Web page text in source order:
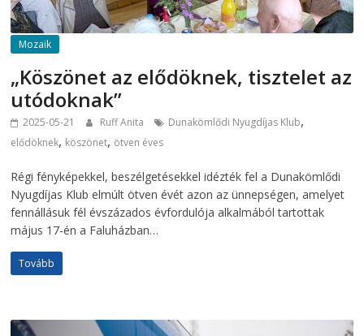
Mozaik
„Köszönet az elődöknek, tisztelet az
utódoknak”
2025-05-21 Ruff Anita Dunakömlődi Nyugdíjas Klub,
elődöknek, köszönet, ötven éves
Régi fényképekkel, beszélgetésekkel idézték fel a Dunakömlődi
Nyugdíjas Klub elmúlt ötven évét azon az ünnepségen, amelyet
fennállásuk fél évszázados évfordulója alkalmából tartottak
május 17-én a Faluházban…
Tovább